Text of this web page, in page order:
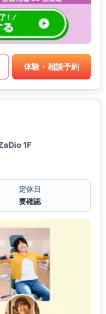
体験・相談予約
1F
定休日
要確認